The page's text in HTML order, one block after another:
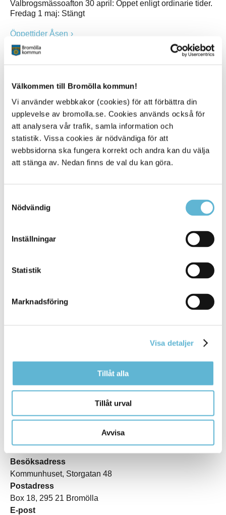
Välkommen till Bromölla kommun!
Vi använder webbkakor (cookies) för att förbättra din
upplevelse av bromolla.se. Cookies används också för
att analysera vår trafik, samla information och
statistik. Vissa cookies är nödvändiga för att
webbsidorna ska fungera korrekt och andra kan du välja
att stänga av. Nedan finns de val du kan göra.
Nödvändig
Inställningar
Statistik
Marknadsföring
Visa detaljer
Tillåt alla
Tillåt urval
Avvisa
Valbrogsmässoafton 30 april: Öppet enligt ordinarie tider.
Fredag 1 maj: Stängt
Öppettider Åsen
Olofströms återvinningscentral
Information om öppettider finns på Västblekinge Miljös
Jourtelefonnummer (kvällar och helger)
Felanmälan vatten och avlopp 010-211 97 90
Driftstörning el 0456-62 25 77
AB 044-200 400
Kommentera
Besöksadress
Kommunhuset, Storgatan 48
Postadress
Box 18, 295 21 Bromölla
E-post